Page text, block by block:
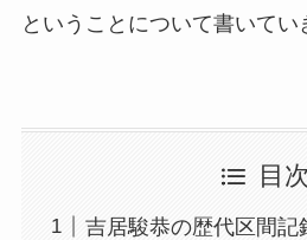
ということについて書いてい
目次
吉居駿恭の歴代区間記